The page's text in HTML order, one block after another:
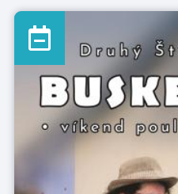
Příbor, Tatra, 6:10 hod
Kopřivnice, KB, 6: 35 hod
návrat: do 21.00 hod.
mapa do dvojce člen
330,- Kč Dítě (do 15 let)
20. ...